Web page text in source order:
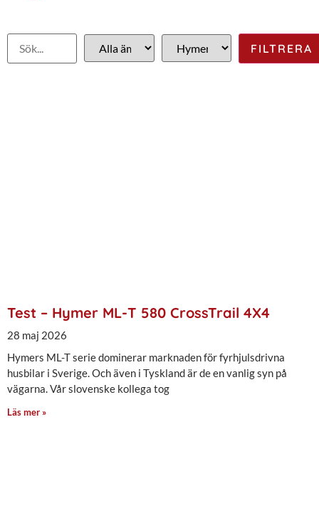
Test – Hymer ML-T 580 CrossTrail 4X4
28 maj 2026
Hymers ML-T serie dominerar marknaden för fyrhjulsdrivna
husbilar i Sverige. Och även i Tyskland är de en vanlig syn på
vägarna. Vår slovenske kollega tog
Läs mer »